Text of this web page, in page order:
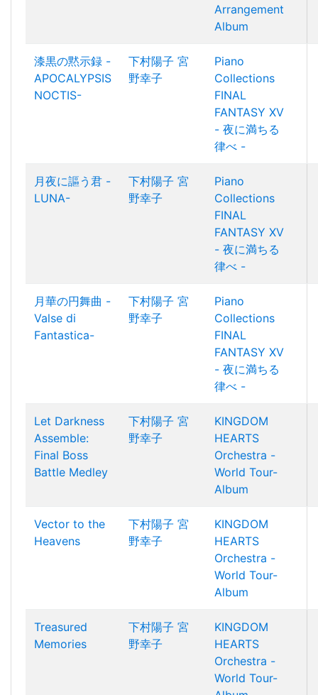
Arrangement
Album
漆黒の黙示録 -
APOCALYPSIS
NOCTIS-
下村陽子 宮
野幸子
Piano
Collections
FINAL
FANTASY XV
- 夜に満ちる
律べ -
月夜に謳う君 -
LUNA-
下村陽子 宮
野幸子
Piano
Collections
FINAL
FANTASY XV
- 夜に満ちる
律べ -
月華の円舞曲 -
Valse di
Fantastica-
下村陽子 宮
野幸子
Piano
Collections
FINAL
FANTASY XV
- 夜に満ちる
律べ -
Let Darkness
Assemble:
Final Boss
Battle Medley
下村陽子 宮
野幸子
KINGDOM
HEARTS
Orchestra -
World Tour-
Album
Vector to the
Heavens
下村陽子 宮
野幸子
KINGDOM
HEARTS
Orchestra -
World Tour-
Album
Treasured
Memories
下村陽子 宮
野幸子
KINGDOM
HEARTS
Orchestra -
World Tour-